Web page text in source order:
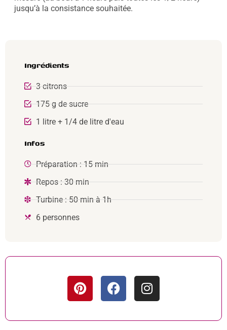
jusqu’à la consistance souhaitée.
Ingrédients
3 citrons
175 g de sucre
1 litre + 1/4 de litre d'eau
Infos
Préparation : 15 min
Repos : 30 min
Turbine : 50 min à 1h
6 personnes